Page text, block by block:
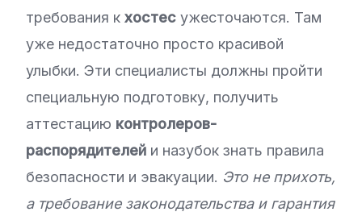
требования к хостес ужесточаются. Там
уже недостаточно просто красивой
улыбки. Эти специалисты должны пройти
специальную подготовку, получить
аттестацию контролеров-
распорядителей и назубок знать правила
безопасности и эвакуации. Это не прихоть,
а требование законодательства и гарантия